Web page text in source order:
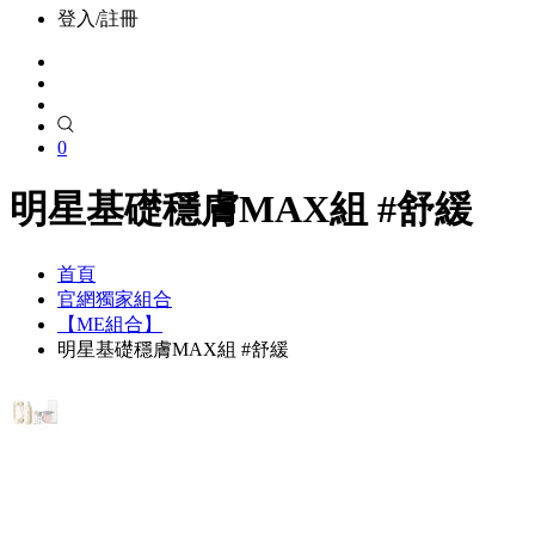
登入/註冊
0
明星基礎穩膚MAX組 #舒緩
首頁
官網獨家組合
【ME組合】
明星基礎穩膚MAX組 #舒緩